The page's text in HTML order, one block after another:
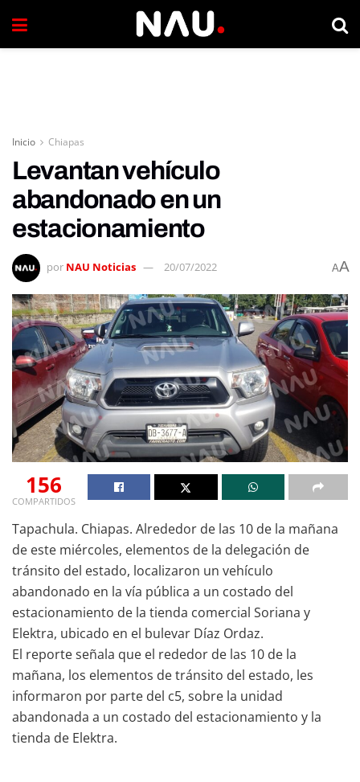
Inicio Chiapas
Levantan vehículo
abandonado en un
estacionamiento
por NAU Noticias 20/07/2022 AA
156
COMPARTIDOS
Tapachula. Chiapas. Alrededor de las 10 de la mañana
de este miércoles, elementos de la delegación de
tránsito del estado, localizaron un vehículo
abandonado en la vía pública a un costado del
estacionamiento de la tienda comercial Soriana y
Elektra, ubicado en el bulevar Díaz Ordaz.
El reporte señala que el rededor de las 10 de la
mañana, los elementos de tránsito del estado, les
informaron por parte del c5, sobre la unidad
abandonada a un costado del estacionamiento y la
tienda de Elektra.